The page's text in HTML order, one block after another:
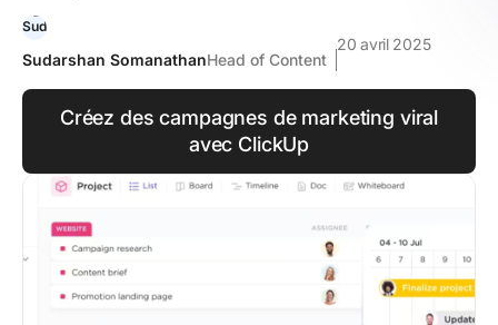
Sudarshan SomanathanHead of Content
20 avril 2025
Créez des campagnes de marketing viral
avec ClickUp